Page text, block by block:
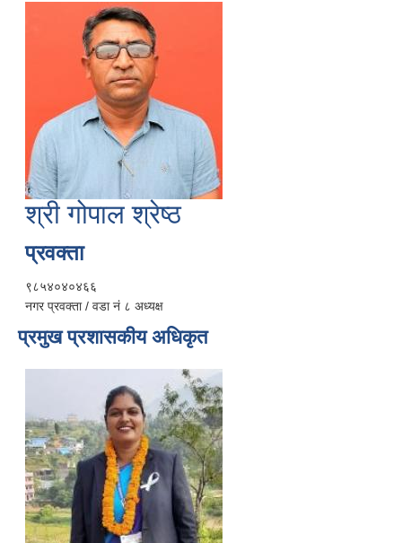
श्री गोपाल श्रेष्ठ
प्रवक्ता
९८५४०४०४६६
नगर प्रवक्ता / वडा नं ८ अध्यक्ष
प्रमुख प्रशासकीय अधिकृत